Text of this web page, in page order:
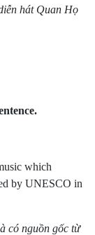
hát Quan Họ
which
by UNESCO in
có nguồn gốc từ